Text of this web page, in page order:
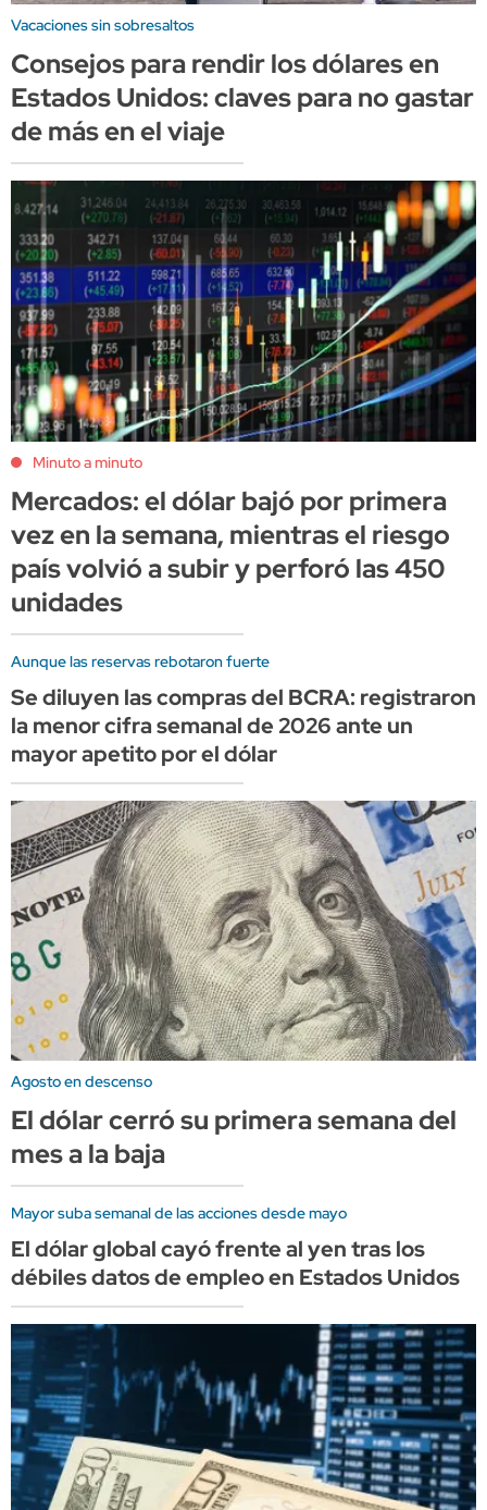
Vacaciones sin sobresaltos
Consejos para rendir los dólares en
Estados Unidos: claves para no gastar
de más en el viaje
Minuto a minuto
Mercados: el dólar bajó por primera
vez en la semana, mientras el riesgo
país volvió a subir y perforó las 450
unidades
Aunque las reservas rebotaron fuerte
Se diluyen las compras del BCRA: registraron
la menor cifra semanal de 2026 ante un
mayor apetito por el dólar
Agosto en descenso
El dólar cerró su primera semana del
mes a la baja
Mayor suba semanal de las acciones desde mayo
El dólar global cayó frente al yen tras los
débiles datos de empleo en Estados Unidos